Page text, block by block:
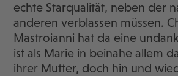
echte Starqualität, neben der
anderen verblassen müssen.
Mastroianni hat da eine
ist als Marie in beinahe allem
ihrer Mutter, doch hin und